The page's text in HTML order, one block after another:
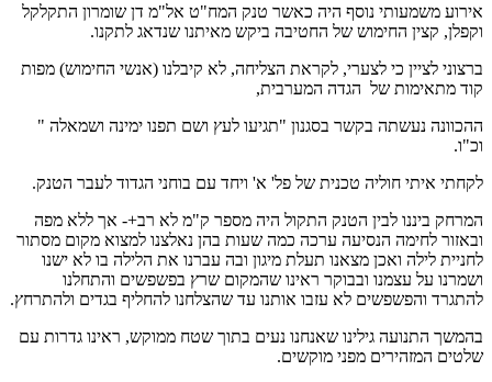
אירוע משמעותי נוסף היה כאשר טנק המח"ט אל"מ דן שומרון התקלקל
וקפלן, קצין החימוש של החטיבה ביקש מאיתנו שנדאג לתקנו.
ברצוני לציין כי לצערי, לקראת הצליחה, לא קיבלנו (אנשי החימוש) מפות
קוד מתאימות של הגדה המערבית,
ההכוונה נעשתה בקשר בסגנון "תגיעו לעץ ושם תפנו ימינה ושמאלה "
וכ"ו.
לקחתי איתי חוליה טכנית של פל' א' ויחד עם בוחני הגדוד לעבר הטנק.
המרחק ביננו לבין הטנק התקול היה מספר ק"מ לא רב+- אך ללא מפה
ובאזור לחימה הנסיעה ערכה כמה שעות בהן נאלצנו למצוא מקום מסתור
לחניית לילה ואכן מצאנו תעלת מיגון ובה עברנו את הלילה בו לא ישנו
ושמרנו על עצמנו ובבוקר ראינו שהמקום שרץ בפשפשים והתחלנו
להתגרד והפשפשים לא עזבו אותנו עד שהצלחנו להחליף בגדים ולהתרחץ.
בהמשך התנועה גילינו שאנחנו נעים בתוך שטח ממוקש, ראינו גדרות עם
שלטים המזהירים מפני מוקשים.